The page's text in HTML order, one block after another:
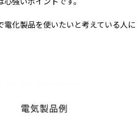
化製品を使いたいと考えている人に